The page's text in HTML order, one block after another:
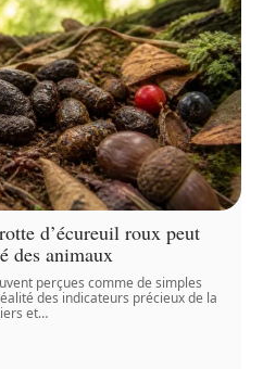
d’écureuil roux peut
des animaux
perçues comme de simples
des indicateurs précieux de la
et…